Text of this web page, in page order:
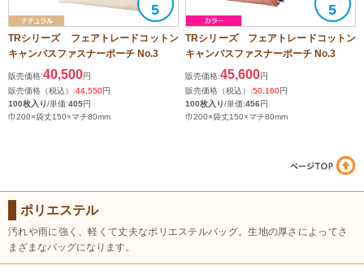
5
TRシリーズ フェアトレードコットン
キャンバスファスナーポーチ No.3
販売価格:40,500円
販売価格（税込）:44,550円
100枚入り/単価:405円
巾200×袋丈150×マチ80mm
5
TRシリーズ フェアトレードコットン
キャンバスファスナーポーチ No.3
販売価格:45,600円
販売価格（税込）:50,160円
100枚入り/単価:456円
巾200×袋丈150×マチ80mm
ポリエステル
汚れや雨に強く、軽くて丈夫なポリエステルバッグ。生地の厚さによってさ
まざまなバッグになります。